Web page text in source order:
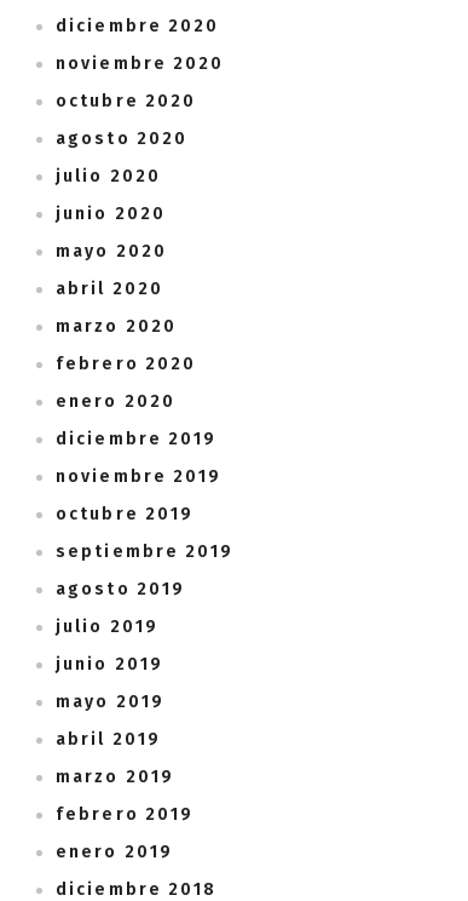
diciembre 2020
noviembre 2020
octubre 2020
agosto 2020
julio 2020
junio 2020
mayo 2020
abril 2020
marzo 2020
febrero 2020
enero 2020
diciembre 2019
noviembre 2019
octubre 2019
septiembre 2019
agosto 2019
julio 2019
junio 2019
mayo 2019
abril 2019
marzo 2019
febrero 2019
enero 2019
diciembre 2018